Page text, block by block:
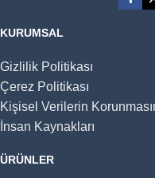
KURUMSAL
Gizlilik Politikası
Çerez Politikası
Kişisel Verilerin
İnsan Kaynakları
ÜRÜNLER